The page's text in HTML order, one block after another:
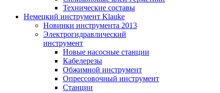
Технические составы
Немецкий инструмент Klauke
Новинки инструмента 2013
Электрогидравлический
инструмент
Новые насосные станции
Кабелерезы
Обжимной инструмент
Опрессовочный инструмент
Станции